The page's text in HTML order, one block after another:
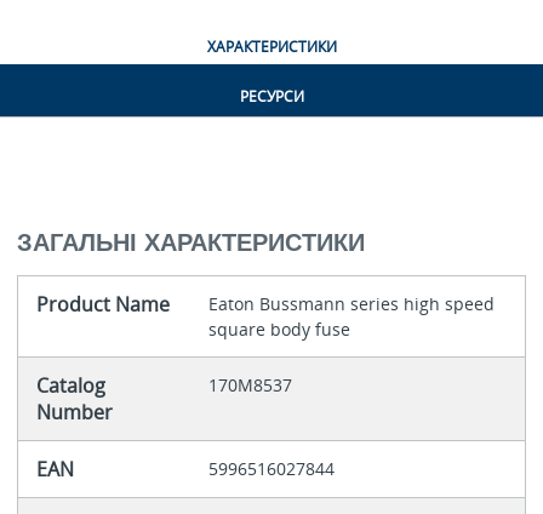
ХАРАКТЕРИСТИКИ
РЕСУРСИ
ЗАГАЛЬНІ ХАРАКТЕРИСТИКИ
Product Name
Eaton Bussmann series high speed
square body fuse
Catalog
Number
170M8537
EAN 5996516027844